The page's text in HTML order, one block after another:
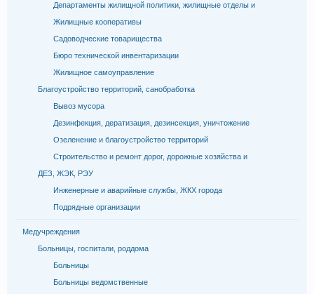
Департаменты жилищной политики, жилищные отделы и
Жилищные кооперативы
Садоводческие товарищества
Бюро технической инвентаризации
Жилищное самоуправление
Благоустройство территорий, санобработка
Вывоз мусора
Дезинфекция, дератизация, дезинсекция, уничтожение
Озеленение и благоустройство территорий
Строительство и ремонт дорог, дорожные хозяйства и
ДЕЗ, ЖЭК, РЭУ
Инженерные и аварийные службы, ЖКХ города
Подрядные организации
Медучреждения
Больницы, госпитали, роддома
Больницы
Больницы ведомственные